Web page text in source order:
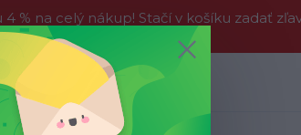
na celý nákup! Stačí v košíku zadať
ešte dnes!